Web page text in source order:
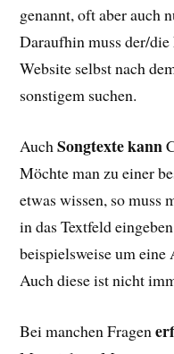
genannt, oft aber auch
Daraufhin muss der/
Website selbst nach
sonstigem suchen.
AuchSongtextekann
Möchte man zu einer
etwas wissen, so muss
in das Textfeld
beispielsweise um
Auch diese ist nicht
Bei manchen Fragen